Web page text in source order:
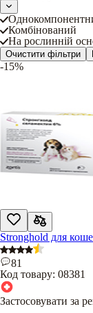
Комбінований
На рослинній
Очистити фільтри
-15%
Stronghold для
81
Код товару: 08381
Застосовувати за